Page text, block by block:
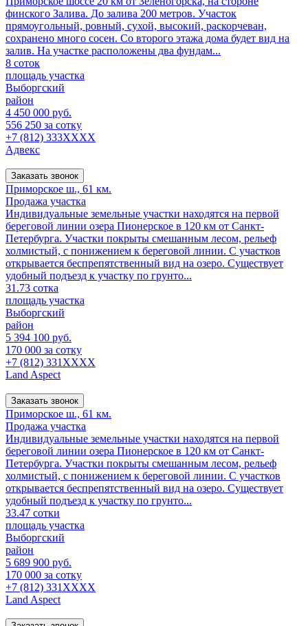
финского Залива. До залива 200 метров. Участок
прямоугольный, ровный, сухой, высокий, раскорчеван,
сохранено много сосен. Со второго этажа дома будет вид на
залив. На участке расположены два фундам...
8 соток
площадь участка
Выборгский
район
4 450 000 руб.
556 250 за сотку
+7 (812) 333XXXX
Адвекс
Заказать звонок
Приморское ш., 61 км.
Продажа участка
Индивидуальные земельные участки находятся на первой
береговой линии озера Пионерское в 120 км от Санкт-
Петербурга. Участки покрыты смешанным лесом, рельеф
холмистый, с понижением к береговой линии. С участков
открывается беспрепятственный вид на озеро. Существует
удобный подъезд к участку по грунто...
31.73 сотка
площадь участка
Выборгский
район
5 394 100 руб.
170 000 за сотку
+7 (812) 331XXXX
Land Aspect
Заказать звонок
Приморское ш., 61 км.
Продажа участка
Индивидуальные земельные участки находятся на первой
береговой линии озера Пионерское в 120 км от Санкт-
Петербурга. Участки покрыты смешанным лесом, рельеф
холмистый, с понижением к береговой линии. С участков
открывается беспрепятственный вид на озеро. Существует
удобный подъезд к участку по грунто...
33.47 сотки
площадь участка
Выборгский
район
5 689 900 руб.
170 000 за сотку
+7 (812) 331XXXX
Land Aspect